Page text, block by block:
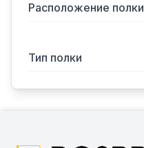
Расположение полки
Тип полки